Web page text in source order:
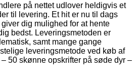
på nettet udlover heldigvis et
til levering. Et hit er nu til dags
dig mulighed for at hente
bedst. Leveringsmetoden er
samt mange gange
leveringsmetode ved køb af
50 skønne opskrifter på søde dyr –